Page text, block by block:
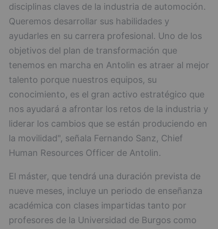
disciplinas claves de la industria de automoción.
Queremos desarrollar sus habilidades y
ayudarles en su carrera profesional. Uno de los
objetivos del plan de transformación que
tenemos en marcha en Antolin es atraer al mejor
talento porque nuestros equipos, su
conocimiento, es el gran activo estratégico que
nos ayudará a afrontar los retos de la industria y
liderar los cambios que se están produciendo en
la movilidad", señala Fernando Sanz, Chief
Human Resources Officer de Antolin.
El máster, que tendrá una duración prevista de
nueve meses, incluye un periodo de enseñanza
académica con clases impartidas tanto por
profesores de la Universidad de Burgos como